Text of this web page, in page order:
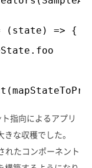
= (state) => {
指向によるアプリ
な収穫でした。
れたコンポーネント